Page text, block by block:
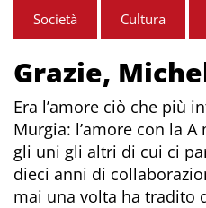
Società Cultura
Grazie,
Era l’amore ciò che più
Murgia: l’amore con la A
gli uni gli altri di cui ci
dieci anni di
mai una volta ha tradito